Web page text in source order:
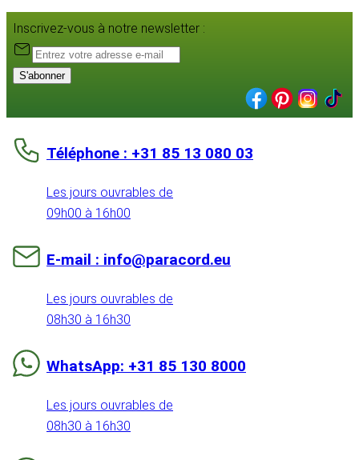
Inscrivez-vous à notre newsletter :
S'abonner
Téléphone : +31 85 13 080 03
Les jours ouvrables de
09h00 à 16h00
E-mail : info@paracord.eu
Les jours ouvrables de
08h30 à 16h30
WhatsApp: +31 85 130 8000
Les jours ouvrables de
08h30 à 16h30